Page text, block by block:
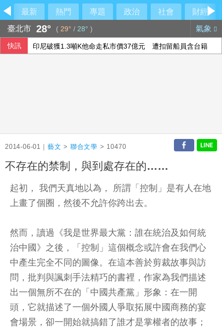
最新 熱門 專題 政治 社會
財經
臺北市 28° ( 29° / 28° ) 氣象
快訊 印尼破獲1.3噸K他命走私市價37億元 遭扣留船員含台籍
2014-06-01｜ 藝文 > 聯合文學 > 10470
不存在的禁制，與到處存在的……
起初， 我們天真地以為， 所謂「控制」是有人在地
上畫了個圈，然後不允許你跨出去。
然而，讀過《我是世界最大黨：誰在統治及如何統
治中國》之後，「控制」這個概念或許會在我們心
中產生完全不同的圖像。在這本善於剪裁故事與訪
問，批判與諷刺手法精巧的書裡，作家為我們描述
出一個無所不在的「中國共產黨」形象：在一開
頭，它就描述了一個外國人爭取拓展中國商務的宴
會場景，卻一開始就搞錯了誰才是掌權者的故事；